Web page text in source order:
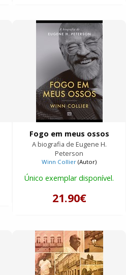
Fogo em meus ossos
A biografia de Eugene H.
Peterson
Winn Collier (Autor)
Único exemplar disponível.
21.90€